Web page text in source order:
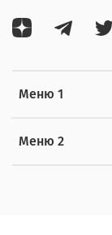
Меню 1
Меню 2